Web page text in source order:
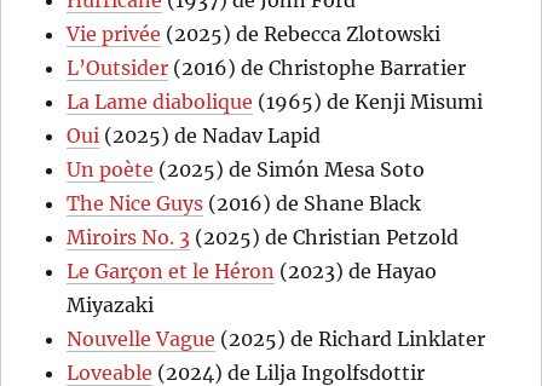
Vie privée (2025) de Rebecca Zlotowski
L’Outsider (2016) de Christophe Barratier
La Lame diabolique (1965) de Kenji Misumi
Oui (2025) de Nadav Lapid
Un poète (2025) de Simón Mesa Soto
The Nice Guys (2016) de Shane Black
Miroirs No. 3 (2025) de Christian Petzold
Le Garçon et le Héron (2023) de Hayao
Miyazaki
Nouvelle Vague (2025) de Richard Linklater
Loveable (2024) de Lilja Ingolfsdottir